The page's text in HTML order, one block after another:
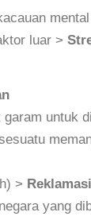
luar >
untuk
> Reklamasi
yang